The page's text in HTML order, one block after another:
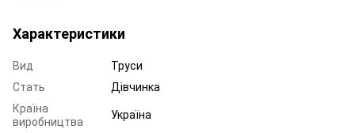
Характеристики
Вид
Труси
Стать
Дівчинка
Країна
виробництва
Україна